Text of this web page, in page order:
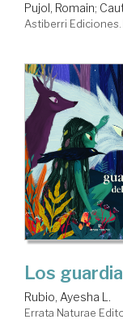
Pujol, Romain;
Astiberri
Los
Rubio, Ayesha L.
Errata Naturae